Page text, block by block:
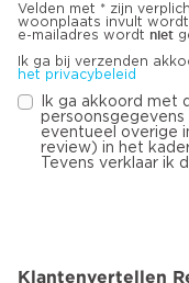
Velden met * zijn
woonplaats invult
e-mailadres wordt niet
Ik ga bij verzenden
het privacybeleid
Ik ga akkoord met
persoonsgegevens
eventueel overige
review) in het
Tevens verklaar
Klantenvertellen